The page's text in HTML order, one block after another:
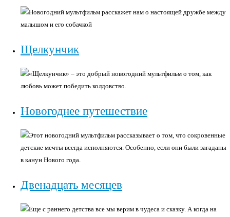
Новогодний мультфильм расскажет нам о настоящей дружбе между
малышом и его собачкой
Щелкунчик
«Щелкунчик» – это добрый новогодний мультфильм о том, как
любовь может победить колдовство.
Новогоднее путешествие
Этот новогодний мультфильм рассказывает о том, что сокровенные
детские мечты всегда исполняются. Особенно, если они были загаданы
в канун Нового года.
Двенадцать месяцев
Еще с раннего детства все мы верим в чудеса и сказку. А когда на